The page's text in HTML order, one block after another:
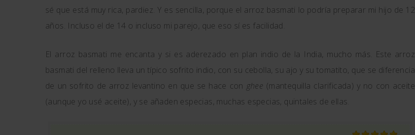
sé que está muy rica, pardiez. Y es sencilla, porque el arroz basmati lo podría preparar mi hijo de 12
años. Incluso el de 14 o incluso mi parejo, que eso sí es facilidad.
El arroz basmati me encanta y si es aderezado en plan indio de la India, mucho más. Este arroz
basmati del relleno lleva un típico sofrito indio, con su cebolla, su ajo y su tomatito, que se diferencia
de un sofrito de arroz levantino en que se hace con ghee (mantequilla clarificada) y no con aceite
(aunque yo usé aceite), y se añaden especias, muchas especias, quintales de ellas.